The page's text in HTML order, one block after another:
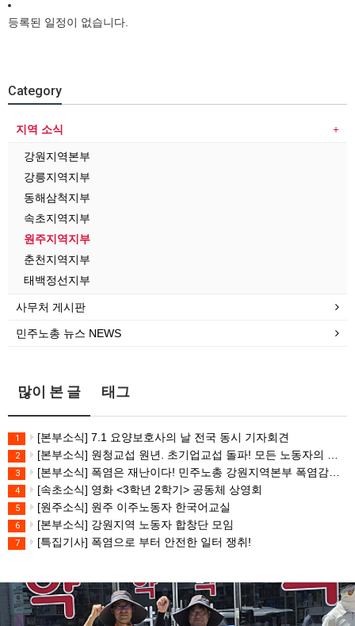
등록된 일정이 없습니다.
Category
지역 소식
강원지역본부
강릉지역지부
동해삼척지부
속초지역지부
원주지역지부
춘천지역지부
태백정선지부
사무처 게시판
민주노총 뉴스 NEWS
많이 본 글 태그
1 [본부소식] 7.1 요양보호사의 날 전국 동시 기자회견
2 [본부소식] 원청교섭 원년. 초기업교섭 돌파! 모든 노동자의 노동기본권 쟁취! 민주노총 7.15 총파업대회
3 [본부소식] 폭염은 재난이다! 민주노총 강원지역본부 폭염감시단 선포 기자회견
4 [속초소식] 영화 <3학년 2학기> 공동체 상영회
5 [원주소식] 원주 이주노동자 한국어교실
6 [본부소식] 강원지역 노동자 합창단 모임
7 [특집기사] 폭염으로 부터 안전한 일터 쟁취!